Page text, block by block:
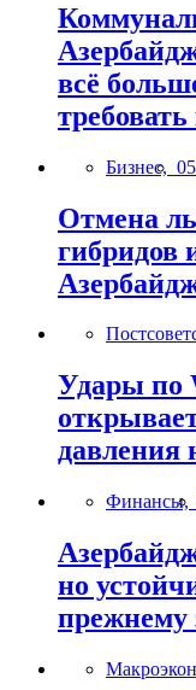
всё
Бизнес,
Отмена
гибридов
Удары по
давления
Финансы,
но
прежнему